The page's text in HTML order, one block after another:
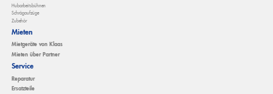
Hubarbeitsbühnen
Schrägaufzüge
Zubehör
Mieten
Mietgeräte von Klaas
Mieten über Partner
Service
Reparatur
Ersatzteile